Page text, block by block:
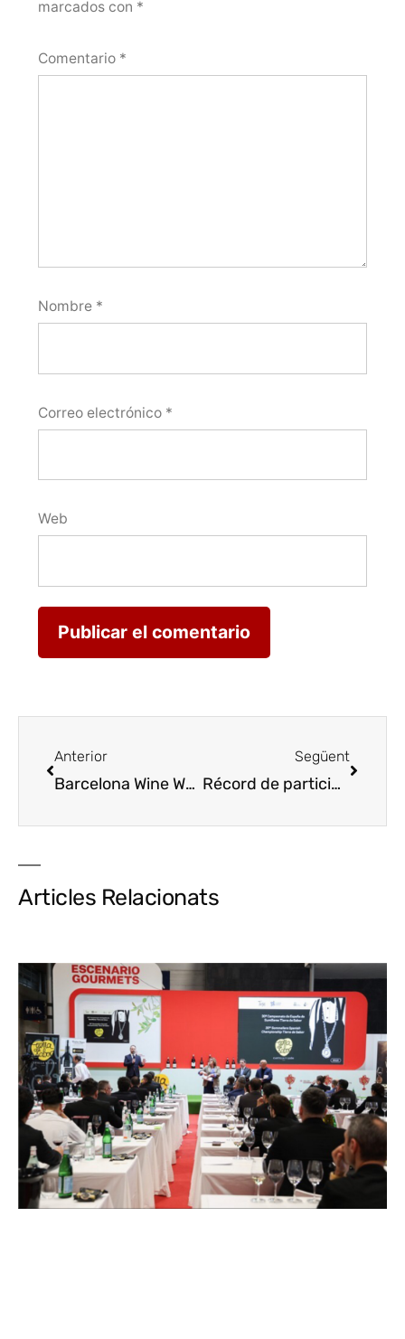
marcados con *
Comentario *
Nombre *
Correo electrónico *
Web
Anterior
Barcelona Wine Week roza a los mil expositores en una edición de récord
Següent
Récord de participación en la décimoprimera edición de Porcpassió con 63 bares y restaurantes
Articles Relacionats